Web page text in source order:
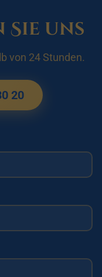
uns
von 24 Stunden.
20